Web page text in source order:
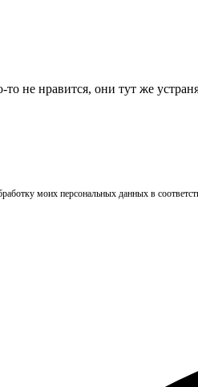
не нравится, они тут же
моих персональных данных в